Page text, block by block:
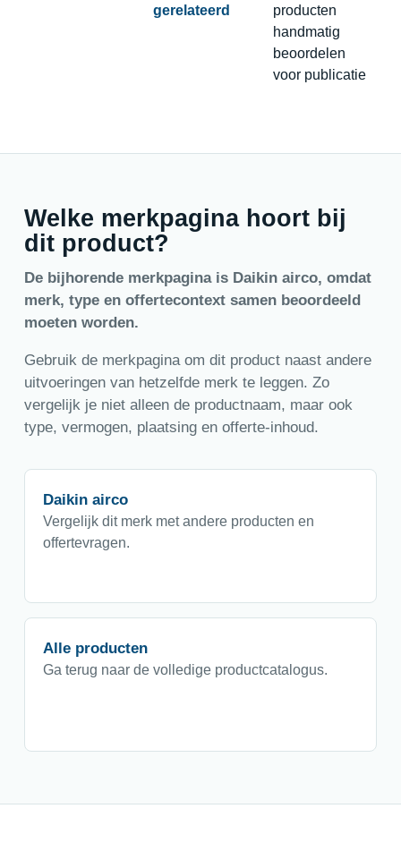
gerelateerd
producten
handmatig
beoordelen
voor publicatie
Welke merkpagina hoort bij
dit product?
De bijhorende merkpagina is Daikin airco, omdat
merk, type en offertecontext samen beoordeeld
moeten worden.
Gebruik de merkpagina om dit product naast andere
uitvoeringen van hetzelfde merk te leggen. Zo
vergelijk je niet alleen de productnaam, maar ook
type, vermogen, plaatsing en offerte-inhoud.
Daikin airco
Vergelijk dit merk met andere producten en
offertevragen.
Alle producten
Ga terug naar de volledige productcatalogus.